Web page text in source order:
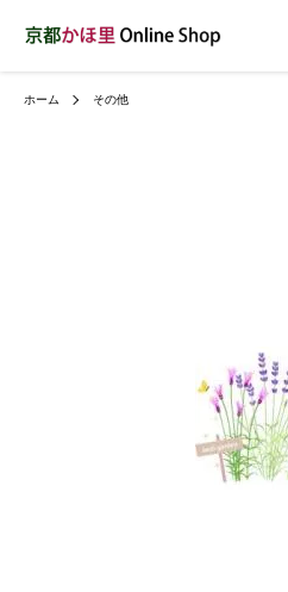
ホーム その他